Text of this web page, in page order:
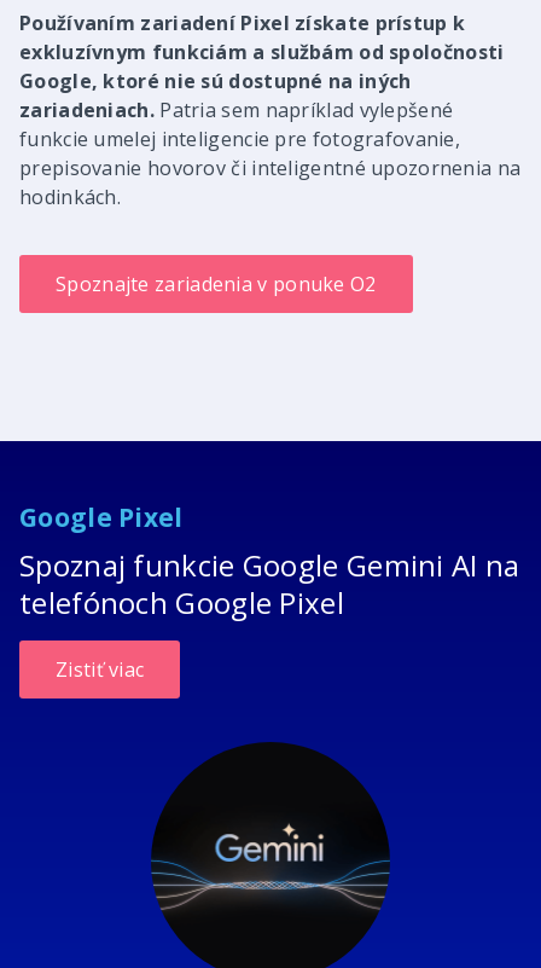
Používaním zariadení Pixel získate prístup k
exkluzívnym funkciám a službám od spoločnosti
Google, ktoré nie sú dostupné na iných
zariadeniach.Patria sem napríklad vylepšené
funkcie umelej inteligencie pre fotografovanie,
prepisovanie hovorov či inteligentné upozornenia na
hodinkách.
Spoznajte zariadenia v ponuke O2
Google Pixel
Spoznaj funkcie Google Gemini AI na
telefónoch Google Pixel
Zistiť viac